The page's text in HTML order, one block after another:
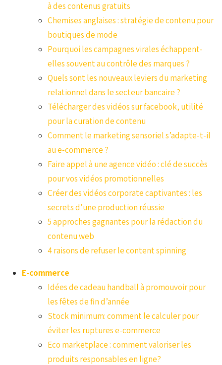
à des contenus gratuits
Chemises anglaises : stratégie de contenu pour
boutiques de mode
Pourquoi les campagnes virales échappent-
elles souvent au contrôle des marques ?
Quels sont les nouveaux leviers du marketing
relationnel dans le secteur bancaire ?
Télécharger des vidéos sur facebook, utilité
pour la curation de contenu
Comment le marketing sensoriel s’adapte-t-il
au e-commerce ?
Faire appel à une agence vidéo : clé de succès
pour vos vidéos promotionnelles
Créer des vidéos corporate captivantes : les
secrets d’une production réussie
5 approches gagnantes pour la rédaction du
contenu web
4 raisons de refuser le content spinning
E-commerce
Idées de cadeau handball à promouvoir pour
les fêtes de fin d’année
Stock minimum: comment le calculer pour
éviter les ruptures e-commerce
Eco marketplace : comment valoriser les
produits responsables en ligne?